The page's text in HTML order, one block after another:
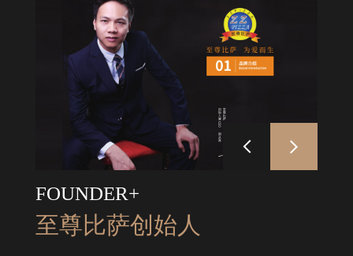
FOUNDER+
至尊比萨创始人